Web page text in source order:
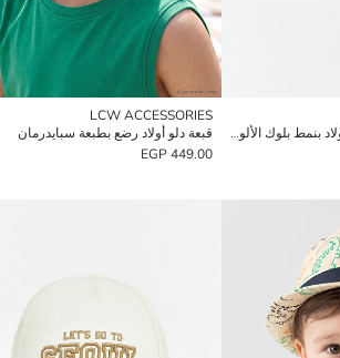
قبعة دلو للأطفال الرضع الأولاد بنمط بلوك الألوان
LCW ACCESSORIES
قبعة دلو أولاد رضع بطبعة سبايدرمان
449.00 EGP